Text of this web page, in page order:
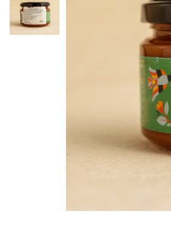
PASTE
CREME ȘI PASTE TARTINABILE
CONDIMENTE
PRODUSE ECO / ORGANICE